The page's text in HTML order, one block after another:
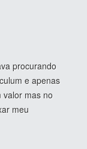
procurando
e apenas
valor mas no
meu